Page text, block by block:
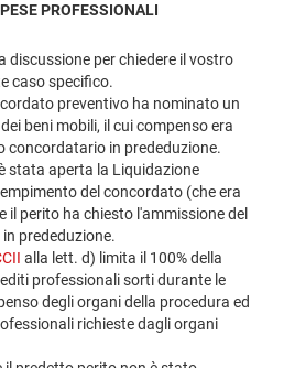
PROFESSIONALI
discussione per chiedere il vostro
caso specifico.
preventivo ha nominato un
beni mobili, il cui compenso era
concordatario in prededuzione.
stata aperta la Liquidazione
del concordato (che era
il perito ha chiesto l'ammissione del
prededuzione.
alla lett. d) limita il 100% della
professionali sorti durante le
degli organi della procedura ed
richieste dagli organi